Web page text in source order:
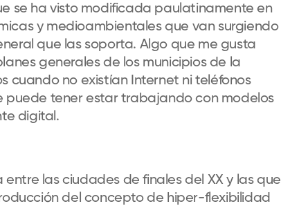
se ha visto modificada paulatinamente en
y medioambientales que van surgiendo
que las soporta. Algo que me gusta
generales de los municipios de la
cuando no existían Internet ni teléfonos
puede tener estar trabajando con modelos
digital.
las ciudades de finales del XX y las que
del concepto de hiper-flexibilidad